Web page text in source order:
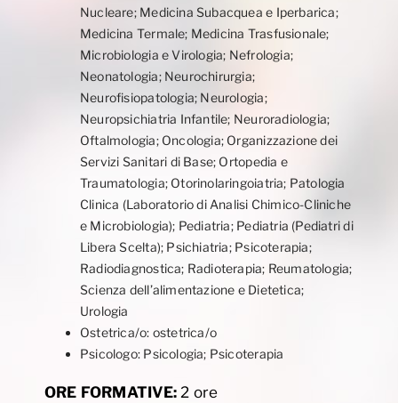
Nucleare; Medicina Subacquea e Iperbarica;
Medicina Termale; Medicina Trasfusionale;
Microbiologia e Virologia; Nefrologia;
Neonatologia; Neurochirurgia;
Neurofisiopatologia; Neurologia;
Neuropsichiatria Infantile; Neuroradiologia;
Oftalmologia; Oncologia; Organizzazione dei
Servizi Sanitari di Base; Ortopedia e
Traumatologia; Otorinolaringoiatria; Patologia
Clinica (Laboratorio di Analisi Chimico-Cliniche
e Microbiologia); Pediatria; Pediatria (Pediatri di
Libera Scelta); Psichiatria; Psicoterapia;
Radiodiagnostica; Radioterapia; Reumatologia;
Scienza dell’alimentazione e Dietetica;
Urologia
Ostetrica/o: ostetrica/o
Psicologo: Psicologia; Psicoterapia
ORE FORMATIVE:2 ore